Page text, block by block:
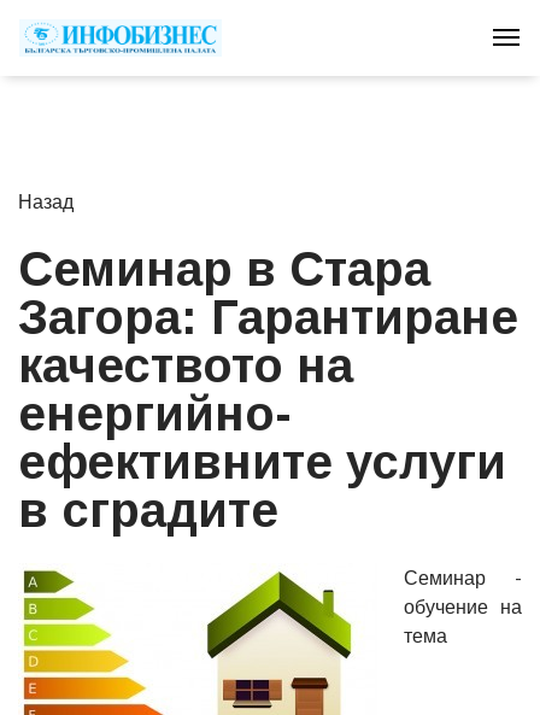
Назад
Семинар в Стара
Загора: Гарантиране
качеството на
енергийно-
ефективните услуги
в сградите
Семинар -
обучение на
тема